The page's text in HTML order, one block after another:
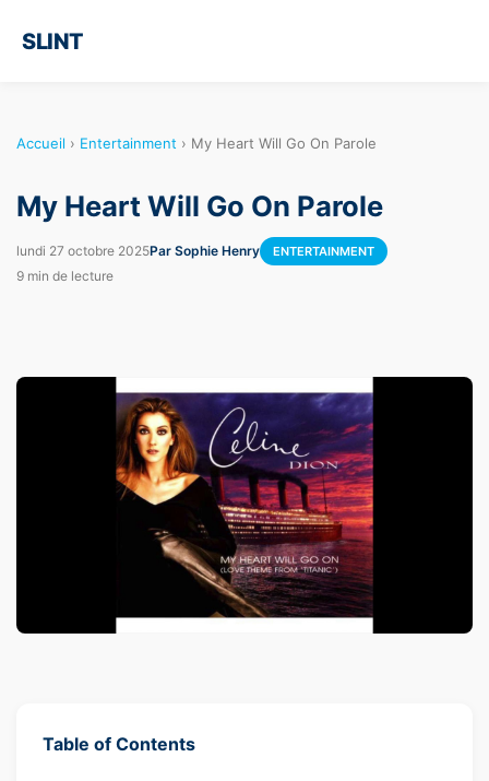
SLINT
Accueil › Entertainment › My Heart Will Go On Parole
My Heart Will Go On Parole
lundi 27 octobre 2025Par Sophie Henry ENTERTAINMENT
9 min de lecture
Table of Contents